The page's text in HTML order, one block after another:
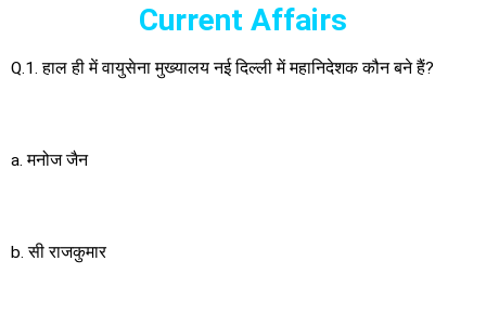
Current Affairs
Q.1. हाल ही में वायुसेना मुख्यालय नई दिल्ली में महानिदेशक कौन बने हैं?
a. मनोज जैन
b. सी राजकुमार